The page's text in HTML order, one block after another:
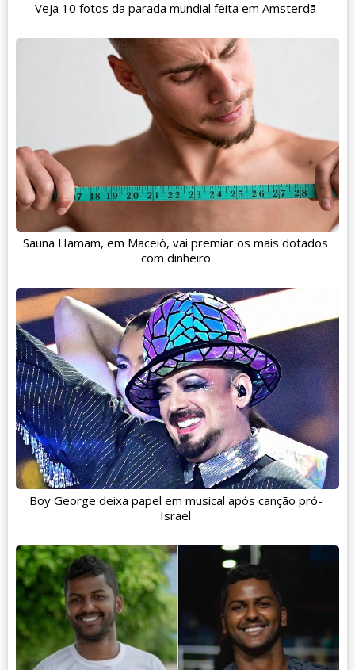
Veja 10 fotos da parada mundial feita em Amsterdã
Sauna Hamam, em Maceió, vai premiar os mais dotados
com dinheiro
Boy George deixa papel em musical após canção pró-
Israel